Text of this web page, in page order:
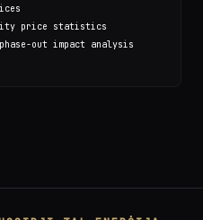
price statistics
out impact analysis